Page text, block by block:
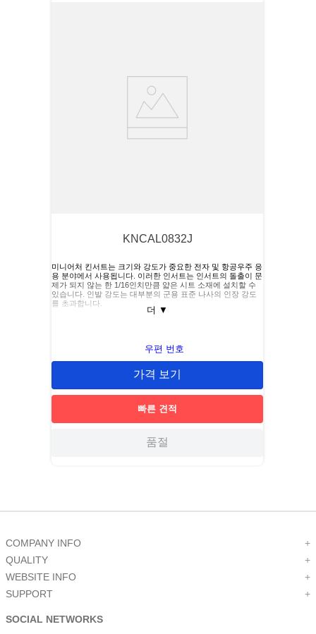
KNCAL0832J
미니어처 킨서트는 크기와 강도가 중요한 전자 및 항공우주 응
용 분야에서 사용됩니다. 이러한 인서트는 인서트의 돌출이 문
제가 되지 않는 한 1/16인치만큼 얇은 시트 소재에 설치할 수
있습니다. 인발 강도는 대부분의 군용 표준 나사의 인장 강도
를 초과합니다.
더 ▼
우편 번호
가격 보기
빠른 견적
품절
COMPANY INFO
+
QUALITY
+
WEBSITE INFO
+
SUPPORT
+
SOCIAL NETWORKS